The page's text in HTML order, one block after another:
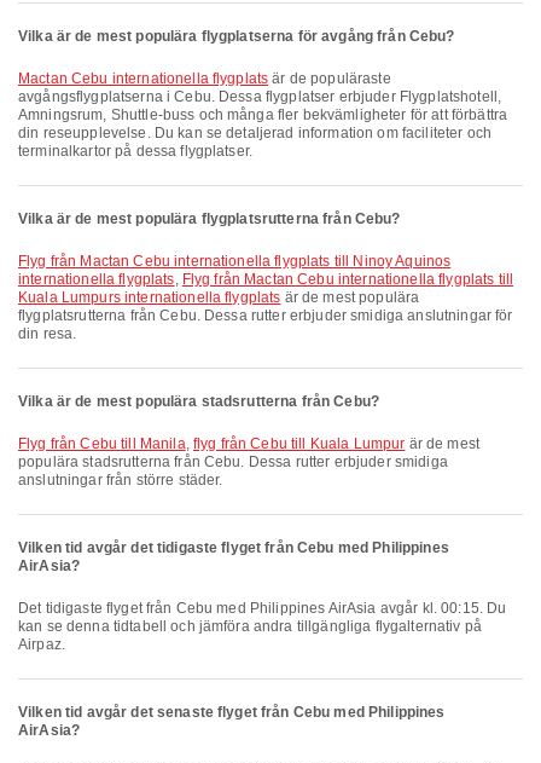
Vilka är de mest populära flygplatserna för avgång från Cebu?
Mactan Cebu internationella flygplats är de populäraste
avgångsflygplatserna i Cebu. Dessa flygplatser erbjuder Flygplatshotell,
Amningsrum, Shuttle-buss och många fler bekvämligheter för att förbättra
din reseupplevelse. Du kan se detaljerad information om faciliteter och
terminalkartor på dessa flygplatser.
Vilka är de mest populära flygplatsrutterna från Cebu?
Flyg från Mactan Cebu internationella flygplats till Ninoy Aquinos
internationella flygplats, Flyg från Mactan Cebu internationella flygplats till
Kuala Lumpurs internationella flygplats är de mest populära
flygplatsrutterna från Cebu. Dessa rutter erbjuder smidiga anslutningar för
din resa.
Vilka är de mest populära stadsrutterna från Cebu?
flyg från Cebu till Manila, flyg från Cebu till Kuala Lumpur är de mest
populära stadsrutterna från Cebu. Dessa rutter erbjuder smidiga
anslutningar från större städer.
Vilken tid avgår det tidigaste flyget från Cebu med Philippines
AirAsia?
Det tidigaste flyget från Cebu med Philippines AirAsia avgår kl. 00:15. Du
kan se denna tidtabell och jämföra andra tillgängliga flygalternativ på
Airpaz.
Vilken tid avgår det senaste flyget från Cebu med Philippines
AirAsia?